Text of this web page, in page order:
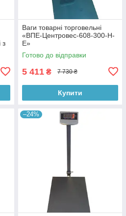
з
Ваги товарні торговельні
«ВПЕ-Центровес-608-300-Н-
Е»
Готово до відправки
5 411 ₴ 7 730 ₴
Купити
–24%